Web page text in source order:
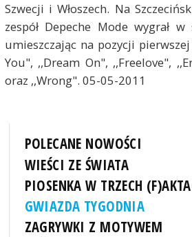
Szwecji i Włoszech. Na
zespół Depeche Mode wygrał
umieszczając na pozycji
You", ,,Dream On", ,,Freelove",
oraz ,,Wrong". 05-05-2011
POLECANE NOWOŚCI
WIEŚCI ZE ŚWIATA
PIOSENKA W TRZECH
GWIAZDA TYGODNIA
ZAGRYWKI Z MOTYWEM